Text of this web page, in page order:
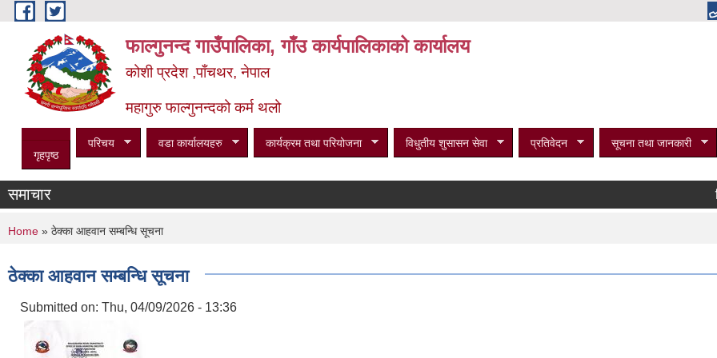
Skip to main content
फाल्गुनन्द गाउँपालिका, गाँउ कार्यपालिकाको कार्यालय
कोशी प्रदेश ,पाँचथर, नेपाल
महागुरु फाल्गुनन्दको कर्म थलो
गृहपृष्ठ
परिचय वडा कार्यालयहरु कार्यक्रम तथा परियोजना विधुतीय शुसासन सेवा प्रतिवेदन सूचना तथा जानकारी
समाचार
You are here
Home » ठेक्का आहवान सम्बन्धि सूचना
ठेक्का आहवान सम्बन्धि सूचना
Submitted on: Thu, 04/09/2026 - 13:36